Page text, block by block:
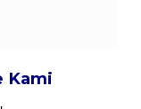
Kami